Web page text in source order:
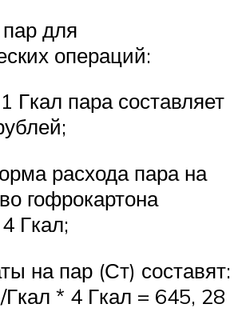
для
операций:
Гкал пара составляет
расхода пара на
гофрокартона
Гкал;
на пар (Ст) составят:
* 4 Гкал = 645, 28